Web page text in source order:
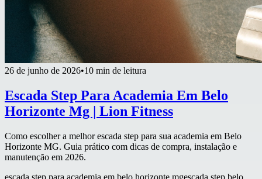
26 de junho de 2026•10 min de leitura
Escada Step Para Academia Em Belo
Horizonte Mg | Lion Fitness
Como escolher a melhor escada step para sua academia em Belo
Horizonte MG. Guia prático com dicas de compra, instalação e
manutenção em 2026.
escada step para academia em belo horizonte mgescada step belo